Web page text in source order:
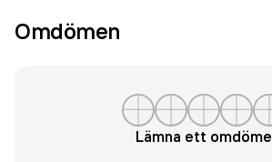
Omdömen
Lämna ett omdöme